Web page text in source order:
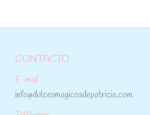
CONTACTO
E-mail
info@dulcesmagicosdepatricia.com